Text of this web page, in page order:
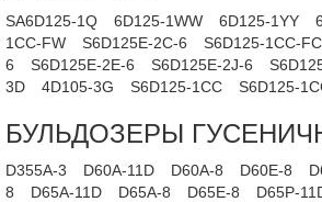
SA6D125-1Q 6D125-1WW 6D125-1YY
1CC-FW
S6D125E-2C-6 S6D125-1CC-FC
6
S6D125E-2E-6 S6D125E-2J-6
3D
4D105-3G S6D125-1CC S6D125-
БУЛЬДОЗЕРЫ
D355A-3 D60A-11D D60A-8 D60E-8
8
D65A-11D D65A-8 D65E-8 D65P-